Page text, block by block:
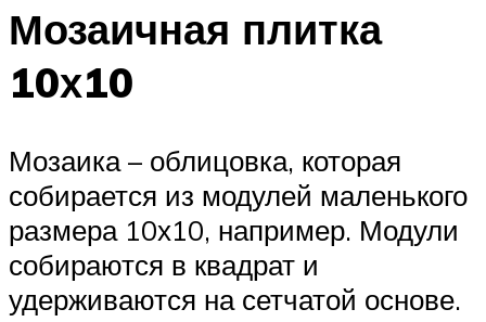
Мозаичная плитка
10х10
Мозаика – облицовка, которая
собирается из модулей маленького
размера 10х10, например. Модули
собираются в квадрат и
удерживаются на сетчатой основе.